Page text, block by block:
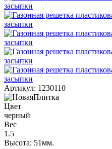
Артикул: 1230110
Цвет
черный
Вес
1.5
Высота: 51мм.